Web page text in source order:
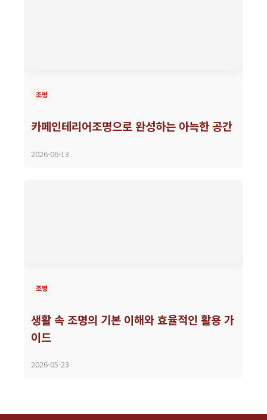
조명
카페인테리어조명으로 완성하는 아늑한 공간
2026-06-13
조명
생활 속 조명의 기본 이해와 효율적인 활용 가
이드
2026-05-23